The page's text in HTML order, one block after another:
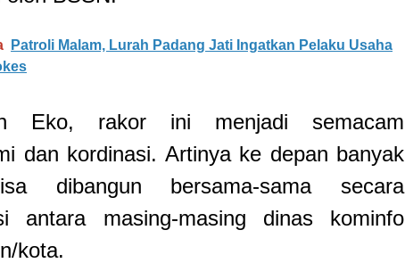
Patroli Malam, Lurah Padang Jati Ingatkan Pelaku Usaha
Eko, rakor ini menjadi semacam
dan kordinasi. Artinya ke depan banyak
dibangun bersama-sama secara
antara masing-masing dinas kominfo
kota.